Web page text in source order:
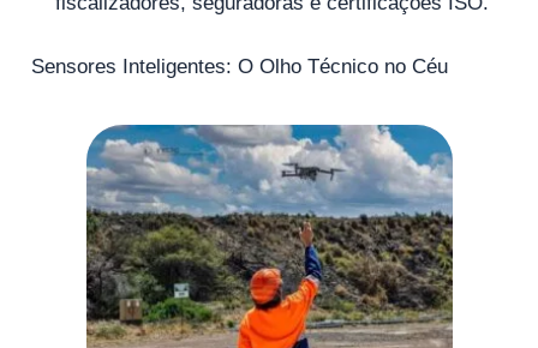
Sensores Inteligentes: O Olho Técnico no Céu